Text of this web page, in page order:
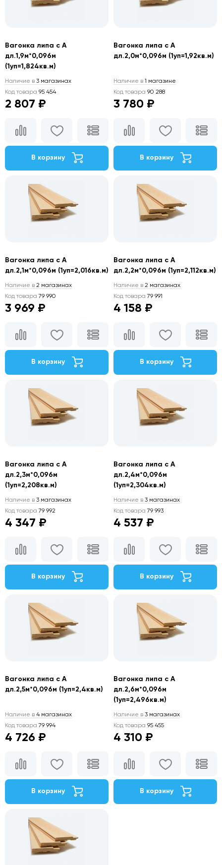
Вагонка липа с А
дл.1,9м*0,096м
(1уп=1,824кв.м)
Наличие в 3 магазинах
Код товара 95 454
2 807 ₽
В корзину
Вагонка липа с А
дл.2,0м*0,096м (1уп=1,92кв.м)
Наличие в 1 магазине
Код товара 90 288
3 780 ₽
В корзину
Вагонка липа с А
дл.2,1м*0,096м (1уп=2,016кв.м)
Наличие в 2 магазинах
Код товара 79 990
3 969 ₽
В корзину
Вагонка липа с А
дл.2,2м*0,096м (1уп=2,112кв.м)
Наличие в 2 магазинах
Код товара 79 991
4 158 ₽
В корзину
Вагонка липа с А
дл.2,3м*0,096м
(1уп=2,208кв.м)
Наличие в 3 магазинах
Код товара 79 992
4 347 ₽
В корзину
Вагонка липа с А
дл.2,4м*0,096м
(1уп=2,304кв.м)
Наличие в 3 магазинах
Код товара 79 993
4 537 ₽
В корзину
Вагонка липа с А
дл.2,5м*0,096м (1уп=2,4кв.м)
Наличие в 4 магазинах
Код товара 79 994
4 726 ₽
В корзину
Вагонка липа с А
дл.2,6м*0,096м
(1уп=2,496кв.м)
Наличие в 3 магазинах
Код товара 95 455
4 310 ₽
В корзину